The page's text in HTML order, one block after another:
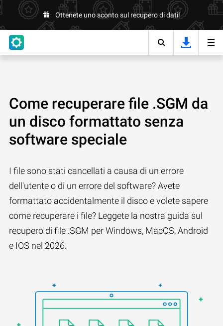
Ottenete uno sconto sul recupero di dati!
Come recuperare file .SGM da
un disco formattato senza
software speciale
I file sono stati cancellati a causa di un errore
dell'utente o di un errore del software? Avete
formattato accidentalmente il disco e volete sapere
come recuperare i file? Leggete la nostra guida sul
recupero di file .SGM per Windows, MacOS, Android
e IOS nel 2026.